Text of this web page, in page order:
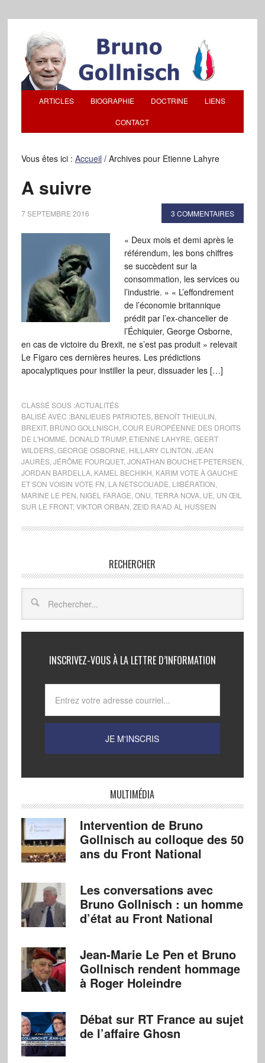
ARTICLES BIOGRAPHIE DOCTRINE LIENS
CONTACT
Vous êtes ici : Accueil /Archives pour Etienne Lahyre
A suivre
7 SEPTEMBRE 2016 3 COMMENTAIRES
« Deux mois et demi après le
référendum, les bons chiffres
se succèdent sur la
consommation, les services ou
l’industrie. » « L’effondrement
de l’économie britannique
prédit par l’ex-chancelier de
l’Échiquier, George Osborne,
en cas de victoire du Brexit, ne s’est pas produit » relevait
Le Figaro ces dernières heures. Les prédictions
apocalyptiques pour instiller la peur, dissuader les […]
CLASSÉ SOUS :ACTUALITÉS
BALISÉ AVEC :BANLIEUES PATRIOTES, BENOÎT THIEULIN
BREXIT, BRUNO GOLLNISCH COUR EUROPÉENNE DES DROITS
DE L'HOMME DONALD TRUMP, ETIENNE LAHYRE GEERT
WILDERS, GEORGE OSBORNE HILLARY CLINTON JEAN
JAURÈS, JÉRÔME FOURQUET, JONATHAN BOUCHET-PETERSEN
JORDAN BARDELLA, KAMEL BECHIKH KARIM VOTE À GAUCHE
ET SON VOISIN VOTE FN LA NETSCOUADE LIIBÉRATION
MARINE LE PEN NIGEL FARAGE ONU TERRA NOVA, UE UN ŒIL
SUR LE FRONT, VIKTOR ORBAN ZEID RA'AD AL HUSSEIN
RECHERCHER
INSCRIVEZ-VOUS À LA LETTRE D’INFORMATION
MULTIMÉDIA
Intervention de Bruno
Gollnisch au colloque des 50
ans du Front National
Les conversations avec
Bruno Gollnisch : un homme
d’état au Front National
Jean-Marie Le Pen et Bruno
Gollnisch rendent hommage
à Roger Holeindre
Débat sur RT France au sujet
de l’affaire Ghosn